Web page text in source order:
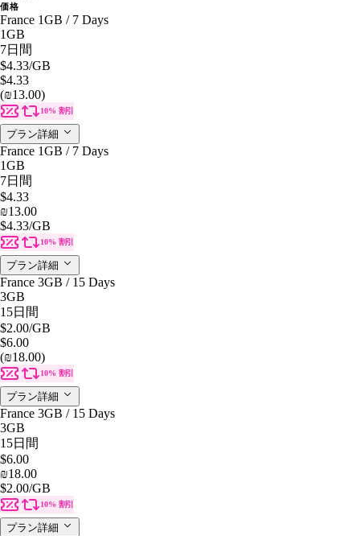
価格
France 1GB / 7 Days
1GB
7日間
$4.33/GB
$4.33
(₪13.00)
10% 割引
プラン詳細
France 1GB / 7 Days
1GB
7日間
$4.33
₪13.00
$4.33/GB
10% 割引
プラン詳細
France 3GB / 15 Days
3GB
15日間
$2.00/GB
$6.00
(₪18.00)
10% 割引
プラン詳細
France 3GB / 15 Days
3GB
15日間
$6.00
₪18.00
$2.00/GB
10% 割引
プラン詳細